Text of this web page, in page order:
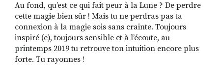
Au fond, qu’est ce qui fait peur à la Lune ? De perdre
cette magie bien sûr ! Mais tu ne perdras pas ta
connexion à la magie sois sans crainte. Toujours
inspiré (e), toujours sensible et à l’écoute, au
printemps 2019 tu retrouve ton intuition encore plus
forte. Tu rayonnes !